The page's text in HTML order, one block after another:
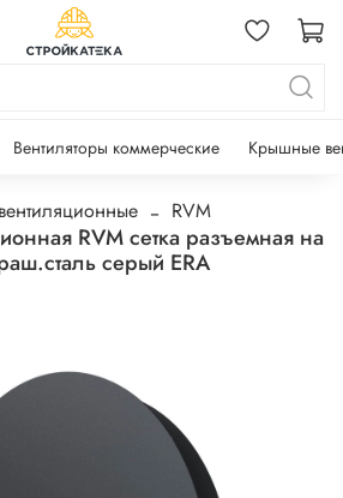
Вентиляторы коммерческие Крышные
RVM
RVM сетка разъемная на
серый ERA